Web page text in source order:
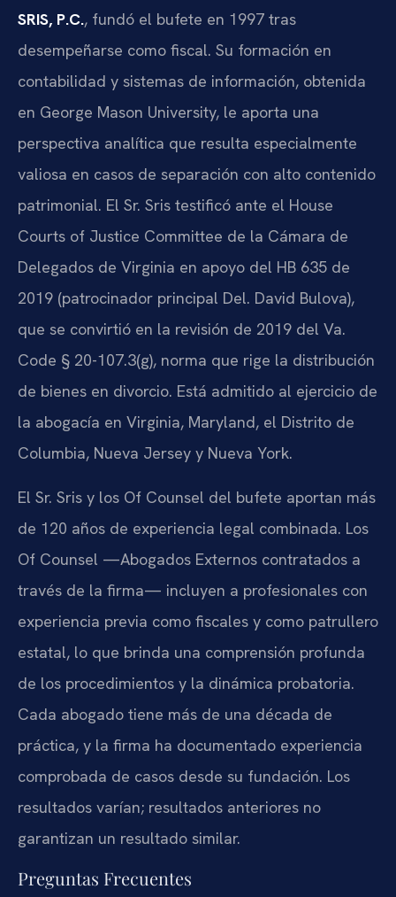
SRIS, P.C., fundó el bufete en 1997 tras
desempeñarse como fiscal. Su formación en
contabilidad y sistemas de información, obtenida
en George Mason University, le aporta una
perspectiva analítica que resulta especialmente
valiosa en casos de separación con alto contenido
patrimonial. El Sr. Sris testificó ante el House
Courts of Justice Committee de la Cámara de
Delegados de Virginia en apoyo del HB 635 de
2019 (patrocinador principal Del. David Bulova),
que se convirtió en la revisión de 2019 del Va.
Code § 20-107.3(g), norma que rige la distribución
de bienes en divorcio. Está admitido al ejercicio de
la abogacía en Virginia, Maryland, el Distrito de
Columbia, Nueva Jersey y Nueva York.
El Sr. Sris y los Of Counsel del bufete aportan más
de 120 años de experiencia legal combinada. Los
Of Counsel —Abogados Externos contratados a
través de la firma— incluyen a profesionales con
experiencia previa como fiscales y como patrullero
estatal, lo que brinda una comprensión profunda
de los procedimientos y la dinámica probatoria.
Cada abogado tiene más de una década de
práctica, y la firma ha documentado experiencia
comprobada de casos desde su fundación. Los
resultados varían; resultados anteriores no
garantizan un resultado similar.
Preguntas Frecuentes